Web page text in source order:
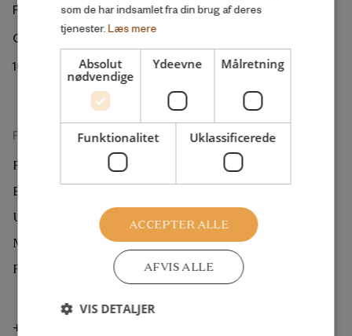
ROCKWOOL Foundation Berlin
Gormannstrasse 22
10119 Berlin
Forskningsenheden
FORSKNING
EKSTERN BEDØMMELSE
UDGIVELSER
MEDARBEJDERE
ROCKWOOL FONDEN BERLIN
+45 33 34 48 00
som de har indsamlet fra din brug af deres
tjenester. Læs mere
Absolut
nødvendige
Ydeevne Målretning
Funktionalitet Uklassificerede
ACCEPTER ALLE
AFVIS ALLE
VIS DETALJER